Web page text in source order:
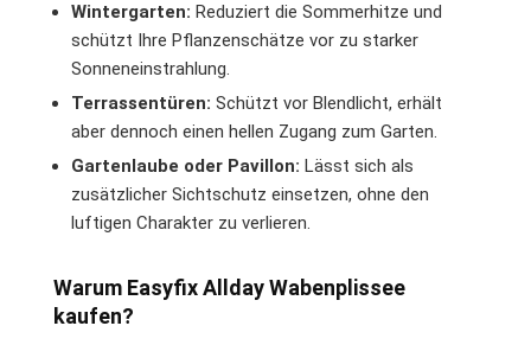
Wintergarten: Reduziert die Sommerhitze und
schützt Ihre Pflanzenschätze vor zu starker
Sonneneinstrahlung.
Terrassentüren: Schützt vor Blendlicht, erhält
aber dennoch einen hellen Zugang zum Garten.
Gartenlaube oder Pavillon: Lässt sich als
zusätzlicher Sichtschutz einsetzen, ohne den
luftigen Charakter zu verlieren.
Warum Easyfix Allday Wabenplissee
kaufen?